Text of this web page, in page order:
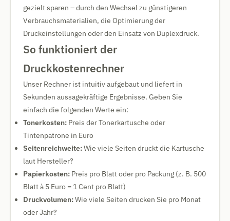
gezielt sparen – durch den Wechsel zu günstigeren
Verbrauchsmaterialien, die Optimierung der
Druckeinstellungen oder den Einsatz von Duplexdruck.
So funktioniert der
Druckkostenrechner
Unser Rechner ist intuitiv aufgebaut und liefert in
Sekunden aussagekräftige Ergebnisse. Geben Sie
einfach die folgenden Werte ein:
Tonerkosten: Preis der Tonerkartusche oder
Tintenpatrone in Euro
Seitenreichweite:Wie viele Seiten druckt die Kartusche
laut Hersteller?
Papierkosten: Preis pro Blatt oder pro Packung (z. B. 500
Blatt à 5 Euro = 1 Cent pro Blatt)
Druckvolumen:Wie viele Seiten drucken Sie pro Monat
oder Jahr?